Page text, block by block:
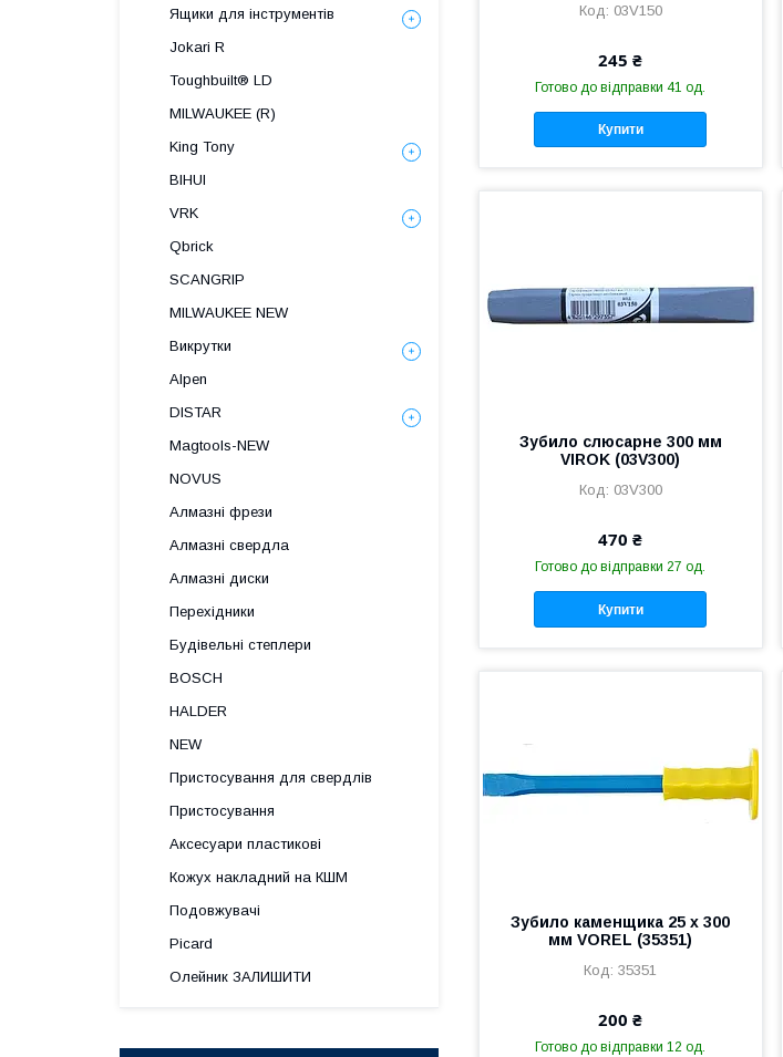
03V150
245 ₴
Готово до відправки 41 од.
Купити
Зубило слюсарне 300 мм
VIROK (03V300)
03V300
470 ₴
Готово до відправки 27 од.
Купити
Зубило каменщика 25 х 300
мм VOREL (35351)
35351
200 ₴
Готово до відправки 12 од.
Ящики для інструментів
Jokari R
Toughbuilt® LD
MILWAUKEE (R)
King Tony
BIHUI
VRK
Qbrick
SCANGRIP
MILWAUKEE NEW
Викрутки
Alpen
DISTAR
Magtools-NEW
NOVUS
Алмазні фрези
Алмазні свердла
Алмазні диски
Перехідники
Будівельні степлери
BOSCH
HALDER
NEW
Пристосування для свердлів
Пристосування
Аксесуари пластикові
Кожух накладний на КШМ
Подовжувачі
Picard
Олейник ЗАЛИШИТИ